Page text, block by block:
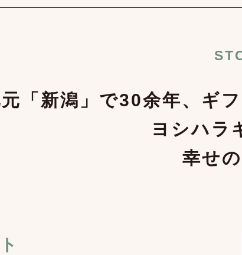
「新潟」で30余年、ギ
ヨシハラ
幸せ